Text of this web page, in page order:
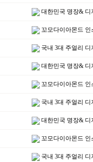
대한민국 명장& 디
꼬모다이아몬드 인
국내 3대 주얼리
대한민국 명장& 디
꼬모다이아몬드 인
국내 3대 주얼리
대한민국 명장& 디
꼬모다이아몬드 인
국내 3대 주얼리